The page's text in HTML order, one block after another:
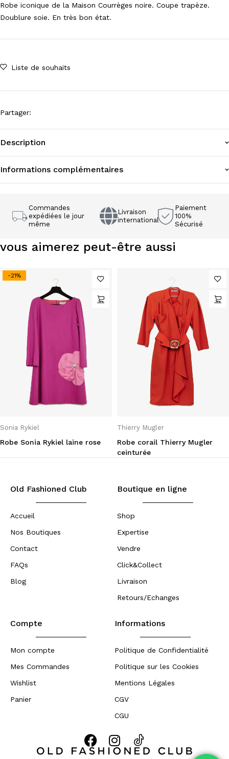
Robe iconique de la Maison Courrèges noire. Coupe trapèze.
Doublure soie. En très bon état.
Liste de souhaits
Partager:
Description
Informations complémentaires
Commandes
expédiées le jour
même
Livraison
international
Paiement
100%
Sécurisé
vous aimerez peut-être aussi
-21%
Sonia Rykiel
Robe Sonia Rykiel laine rose
Thierry Mugler
Robe corail Thierry Mugler
ceinturée
Old Fashioned Club
Accueil
Nos Boutiques
Contact
FAQs
Blog
Boutique en ligne
Shop
Expertise
Vendre
Click&Collect
Livraison
Retours/Echanges
Compte
Mon compte
Mes Commandes
Wishlist
Panier
Informations
Politique de Confidentialité
Politique sur les Cookies
Mentions Légales
CGV
CGU